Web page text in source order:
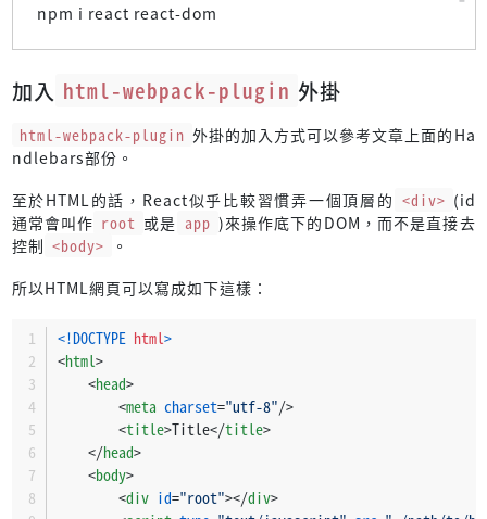
npm i react react-dom
加入 html-webpack-plugin 外掛
html-webpack-plugin 外掛的加入方式可以參考文章上面的Ha
ndlebars部份。
至於HTML的話，React似乎比較習慣弄一個頂層的 <div> (id
通常會叫作 root 或是 app )來操作底下的DOM，而不是直接去
控制 <body>
。
所以HTML網頁可以寫成如下這樣：
<!DOCTYPE html>
<html>
<head>
<meta charset="utf-8"/>
<title>Title</title>
</head>
<body>
<div id="root"></div>